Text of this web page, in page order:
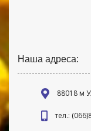
Наша адреса:
88018 м
тел.: